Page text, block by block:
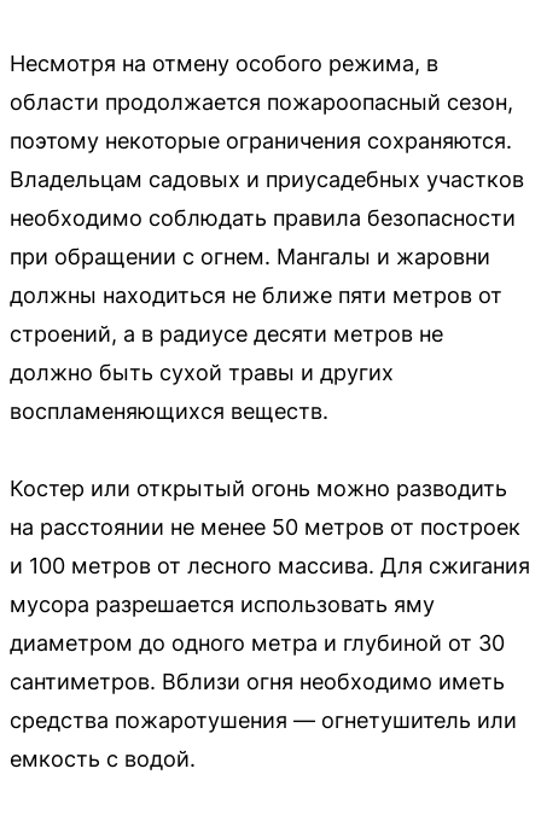
Несмотря на отмену особого режима, в
области продолжается пожароопасный сезон,
поэтому некоторые ограничения сохраняются.
Владельцам садовых и приусадебных участков
необходимо соблюдать правила безопасности
при обращении с огнем. Мангалы и жаровни
должны находиться не ближе пяти метров от
строений, а в радиусе десяти метров не
должно быть сухой травы и других
воспламеняющихся веществ.
Костер или открытый огонь можно разводить
на расстоянии не менее 50 метров от построек
и 100 метров от лесного массива. Для сжигания
мусора разрешается использовать яму
диаметром до одного метра и глубиной от 30
сантиметров. Вблизи огня необходимо иметь
средства пожаротушения — огнетушитель или
емкость с водой.